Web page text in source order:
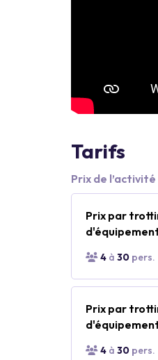
Tarifs
Prix de l’activité
Prix par
4 à 30 pers.
Prix par
4 à 30 pers.